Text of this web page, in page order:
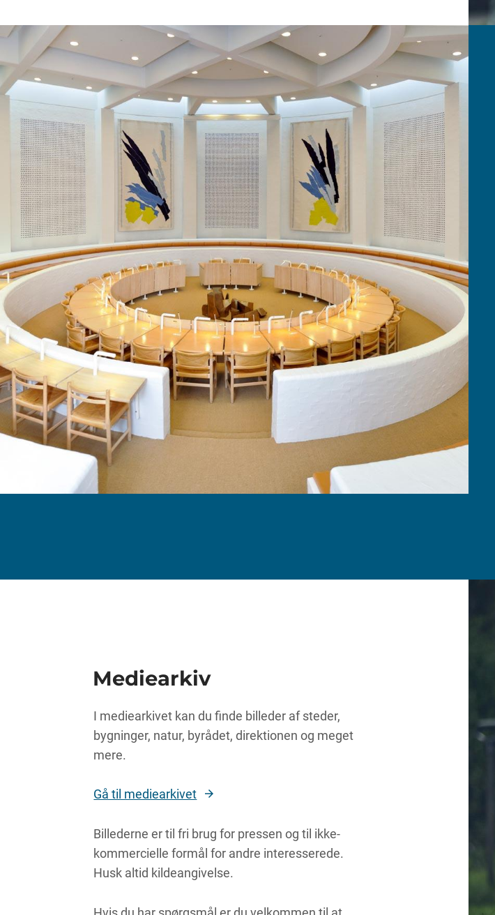
Mediearkiv
I mediearkivet kan du finde billeder af steder,
bygninger, natur, byrådet, direktionen og meget
mere.
Gå til mediearkivet
Billederne er til fri brug for pressen og til ikke-
kommercielle formål for andre interesserede.
Husk altid kildeangivelse.